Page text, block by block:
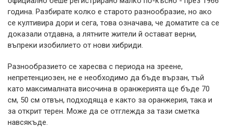
година. Разбирате колко е старото разнообразие, но ако
се култивира дори и сега, това означава, че доматите са се
доказали отдавна, а лятните жители й остават верни,
въпреки изобилието от нови хибриди.
Разнообразието се харесва с периода на зреене,
непретенциозен, не е необходимо да бъде вързан, тъй
като максималната височина в оранжерията ще бъде 70
см, 50 см отвън, подходяща е както за оранжерия, така и
за открит терен. Може да се отглежда за тази сметка
навсякъде.